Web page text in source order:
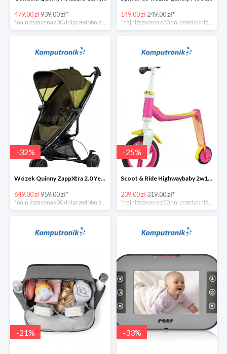
479.00 zł939.00 zł* 149.00 zł249.00 zł*
-32%
Wózek Quinny ZappXtra 2.0 Yellow Denim w super cenie
649.00 zł959.00 zł*
*najniższa cena z 30 dni przed obniżką
-25%
Scoot & Ride Highwaybaby 2w1 w super cenie
239.00 zł319.00 zł*
*najniższa cena z 30 dni przed obniżką
-21% -33%